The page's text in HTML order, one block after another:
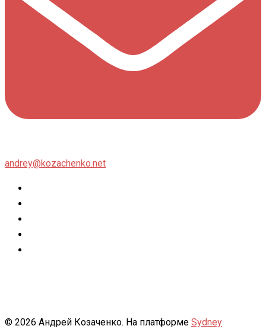
andrey@kozachenko.net
© 2026 Андрей Козаченко. На платформе Sydney